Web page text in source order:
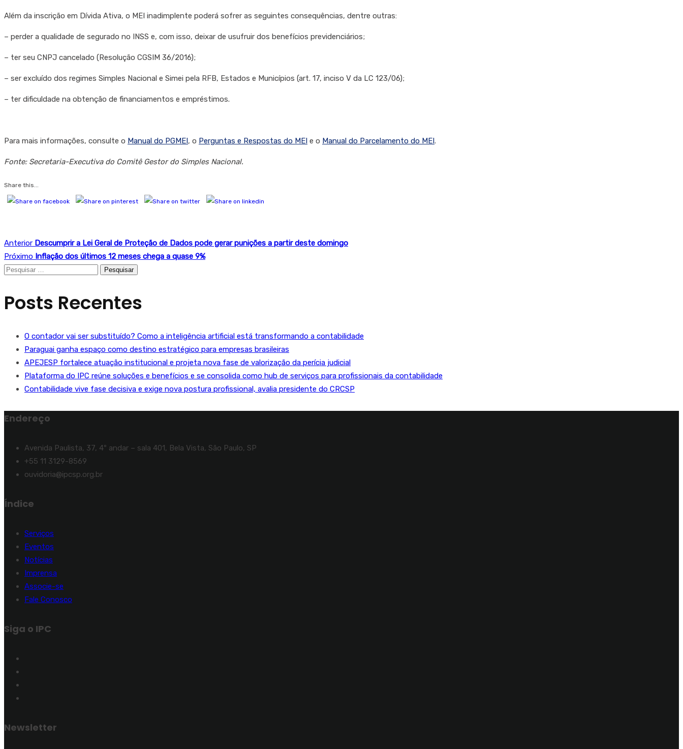
Além da inscrição em Dívida Ativa, o MEI inadimplente poderá sofrer as seguintes consequências, dentre outras:
– perder a qualidade de segurado no INSS e, com isso, deixar de usufruir dos benefícios previdenciários;
– ter seu CNPJ cancelado (Resolução CGSIM 36/2016);
– ser excluído dos regimes Simples Nacional e Simei pela RFB, Estados e Municípios (art. 17, inciso V da LC 123/06);
– ter dificuldade na obtenção de financiamentos e empréstimos.
Para mais informações, consulte o Manual do PGMEI, o Perguntas e Respostas do MEI e o Manual do Parcelamento do MEI.
Fonte: Secretaria-Executiva do Comitê Gestor do Simples Nacional.
Share this...
Anterior Descumprir a Lei Geral de Proteção de Dados pode gerar punições a partir deste domingo
Próximo Inflação dos últimos 12 meses chega a quase 9%
Pesquisar
Posts Recentes
O contador vai ser substituído? Como a inteligência artificial está transformando a contabilidade
Paraguai ganha espaço como destino estratégico para empresas brasileiras
APEJESP fortalece atuação institucional e projeta nova fase de valorização da perícia judicial
Plataforma do IPC reúne soluções e benefícios e se consolida como hub de serviços para profissionais da contabilidade
Contabilidade vive fase decisiva e exige nova postura profissional, avalia presidente do CRCSP
Endereço
Avenida Paulista, 37, 4º andar – sala 401, Bela Vista, São Paulo, SP
+55 11 3129-8569
ouvidoria@ipcsp.org.br
Índice
Serviços
Eventos
Notícias
Imprensa
Associe-se
Fale Conosco
Siga o IPC
Newsletter